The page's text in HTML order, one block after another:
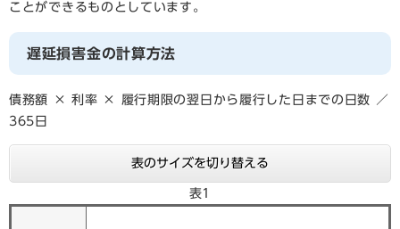
ことができるものとしています。
遅延損害金の計算方法
債務額 × 利率 × 履行期限の翌日から履行した日までの日数 ／
365日
表のサイズを切り替える
表1